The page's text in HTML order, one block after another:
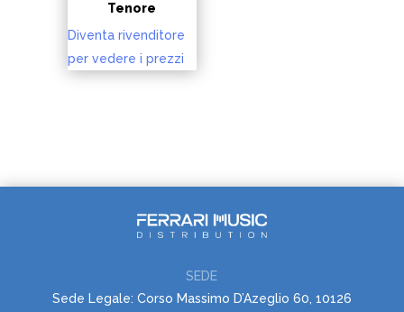
Tenore
Diventa rivenditore
per vedere i prezzi
SEDE
Sede Legale: Corso Massimo D’Azeglio 60, 10126